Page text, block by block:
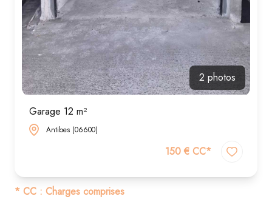
2 photos
Garage 12 m²
Antibes (06600)
150 € CC*
* CC : Charges comprises